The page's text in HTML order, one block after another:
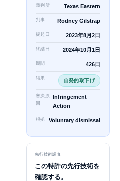
裁判所 Texas Eastern
判事 Rodney Gilstrap
提起日 2023年8月2日
終結日 2024年10月1日
期間 426日
結果 自発的取下げ
審決原
因
Infringement
Action
根拠 Voluntary dismissal
先行技術調査
この特許の先行技術を
確認する。